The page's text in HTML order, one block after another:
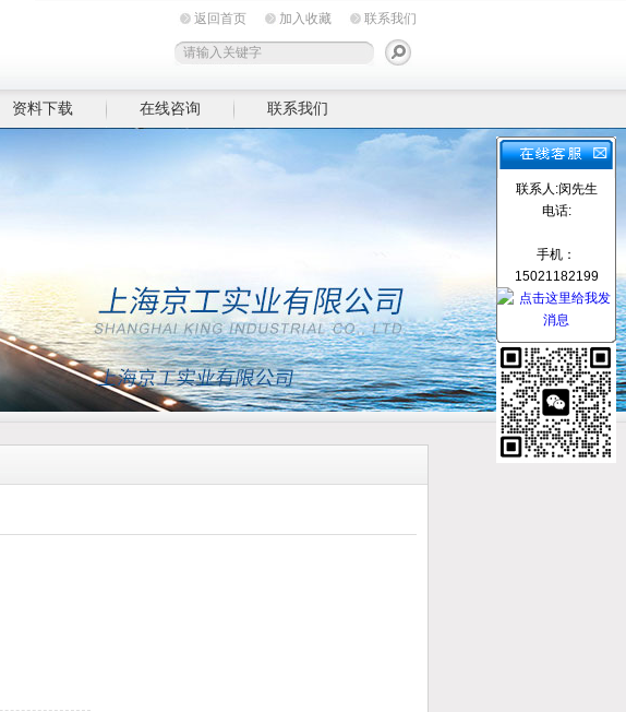
返回首页 加入收藏 联系我们
资料下载 在线咨询 联系我们
联系人:闵先生
电话:
手机：
15021182199